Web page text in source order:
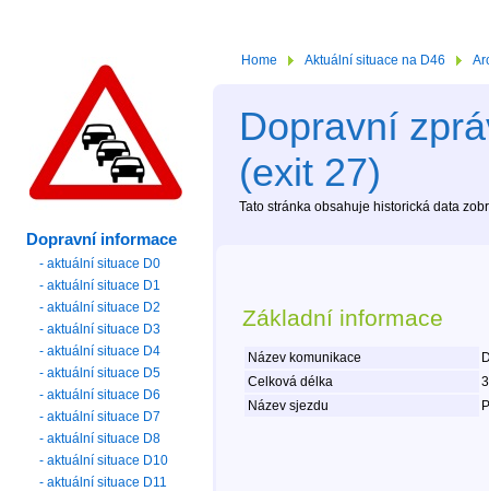
Home Aktuální situace na D46
Dopravní
(exit 27)
Tato stránka obsahuje historická data
Základní informace
Název komunikace
Celková délka
Název sjezdu
Dopravní informace
- aktuální situace D0
- aktuální situace D1
- aktuální situace D2
- aktuální situace D3
- aktuální situace D4
- aktuální situace D5
- aktuální situace D6
- aktuální situace D7
- aktuální situace D8
- aktuální situace D10
- aktuální situace D11